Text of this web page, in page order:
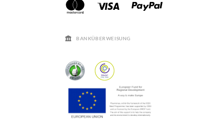
BANKÜBERWEISUNG